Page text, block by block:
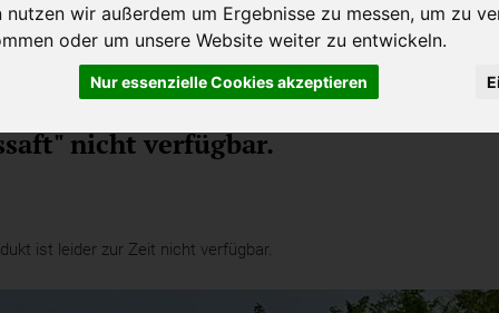
nutzen wir außerdem um Ergebnisse zu messen, um zu
oder um unsere Website weiter zu entwickeln.
Nur essenzielle Cookies akzeptieren
nicht verfügbar.
ist leider zur Zeit nicht verfügbar.